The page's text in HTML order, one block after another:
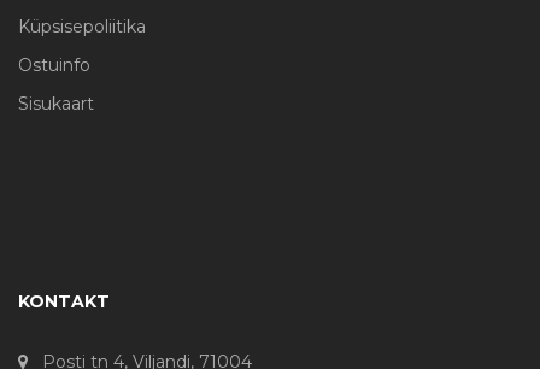
Küpsisepoliitika
Ostuinfo
Sisukaart
KONTAKT
Posti tn 4, Viljandi, 71004